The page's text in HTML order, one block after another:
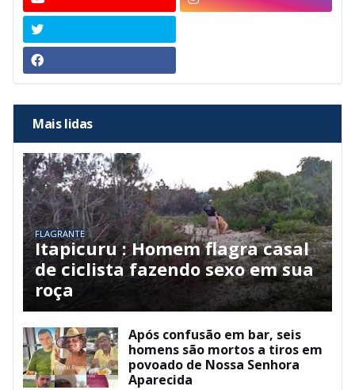
Mais lidas
FLAGRANTE
Itapicuru : Homem flagra casal
de ciclista fazendo sexo em sua
roça
Após confusão em bar, seis
homens são mortos a tiros em
povoado de Nossa Senhora
Aparecida